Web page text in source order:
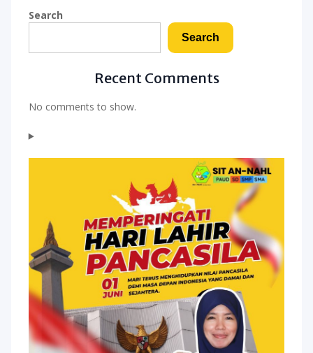
Search
Search
Recent Comments
No comments to show.